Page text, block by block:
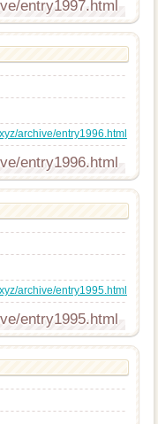
entry1997.html
archive/entry1996.html
entry1996.html
archive/entry1995.html
entry1995.html